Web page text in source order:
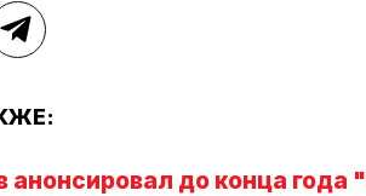
анонсировал до конца года